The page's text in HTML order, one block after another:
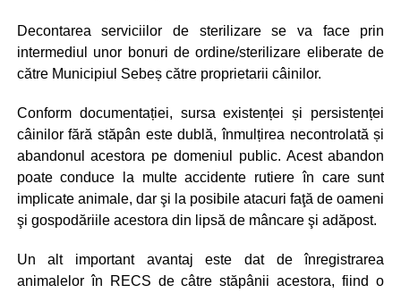
Decontarea serviciilor de sterilizare se va face prin
intermediul unor bonuri de ordine/sterilizare eliberate de
către Municipiul Sebeș către proprietarii câinilor.
Conform documentației, sursa existenței și persistenței
câinilor fără stăpân este dublă, înmulțirea necontrolată și
abandonul acestora pe domeniul public. Acest abandon
poate conduce la multe accidente rutiere în care sunt
implicate animale, dar şi la posibile atacuri faţă de oameni
şi gospodăriile acestora din lipsă de mâncare şi adăpost.
Un alt important avantaj este dat de înregistrarea
animalelor în RECS de câtre stăpânii acestora, fiind o